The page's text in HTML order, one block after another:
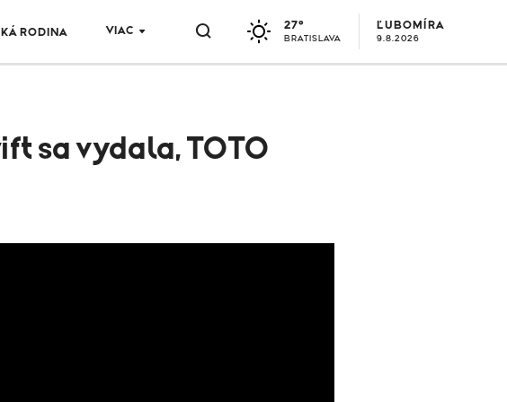
RODINA VIAC 27°
BRATISLAVA
ĽUBOMÍRA
9.8.2026
sa vydala, TOTO